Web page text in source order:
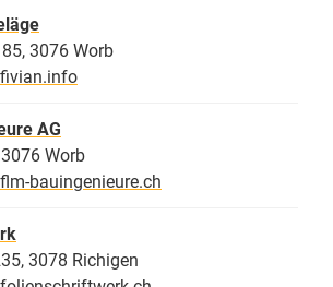
3076 Worb
AG
Worb
bauingenieure.ch
3078 Richigen